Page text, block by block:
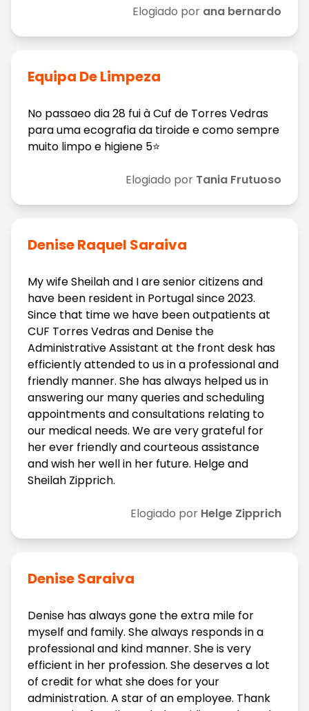
Elogiado por ana bernardo
Equipa De Limpeza
No passaeo dia 28 fui à Cuf de Torres Vedras
para uma ecografia da tiroide e como sempre
muito limpo e higiene 5⭐️
Elogiado por Tania Frutuoso
Denise Raquel Saraiva
My wife Sheilah and I are senior citizens and
have been resident in Portugal since 2023.
Since that time we have been outpatients at
CUF Torres Vedras and Denise the
Administrative Assistant at the front desk has
efficiently attended to us in a professional and
friendly manner. She has always helped us in
answering our many queries and scheduling
appointments and consultations relating to
our medical needs. We are very grateful for
her ever friendly and courteous assistance
and wish her well in her future. Helge and
Sheilah Zipprich.
Elogiado por Helge Zipprich
Denise Saraiva
Denise has always gone the extra mile for
myself and family. She always responds in a
professional and kind manner. She is very
efficient in her profession. She deserves a lot
of credit for what she does for your
administration. A star of an employee. Thank